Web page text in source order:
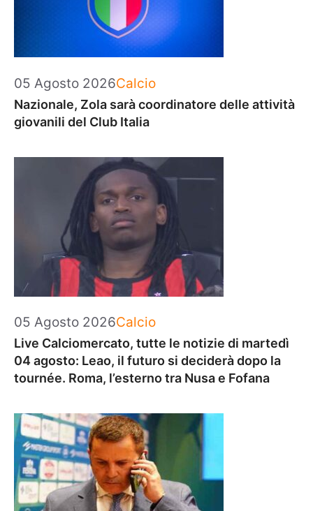
05 Agosto 2026Categorie
Calcio
Nazionale, Zola sarà coordinatore delle attività
giovanili del Club Italia
05 Agosto 2026Categorie
Calcio
Live Calciomercato, tutte le notizie di martedì
04 agosto: Leao, il futuro si deciderà dopo la
tournée. Roma, l’esterno tra Nusa e Fofana